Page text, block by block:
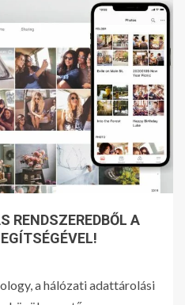
TS120/TS140 EX RGB PC-
BEMUTATJA
ULTRA ARGB
HIVATALOSAN IS
AZ AI GENIUS-T
RENDSZEREDBŐL A
a hálózati adattárolási